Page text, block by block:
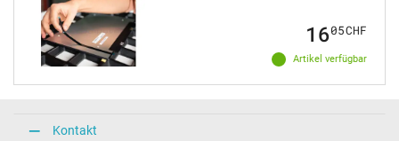
Artikel verfügbar
1605CHF
Kontakt